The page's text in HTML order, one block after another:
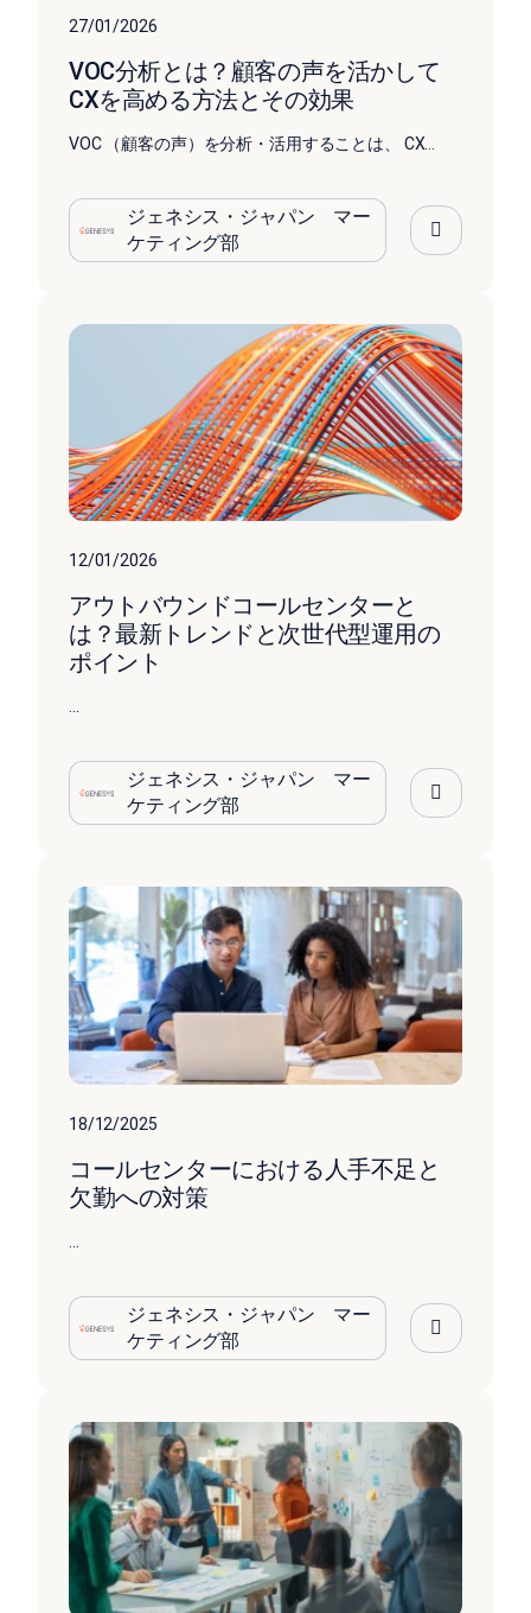
27/01/2026
VOC分析とは？顧客の声を活かして
CXを高める方法とその効果
VOC （顧客の声）を分析・活用することは、 CX...
ジェネシス・ジャパン マー
ケティング部
12/01/2026
アウトバウンドコールセンターと
は？最新トレンドと次世代型運用の
ポイント
...
ジェネシス・ジャパン マー
ケティング部
18/12/2025
コールセンターにおける人手不足と
欠勤への対策
ジェネシス・ジャパン マー
ケティング部